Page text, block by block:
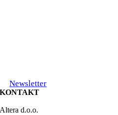
Newsletter
KONTAKT
Altera d.o.o.